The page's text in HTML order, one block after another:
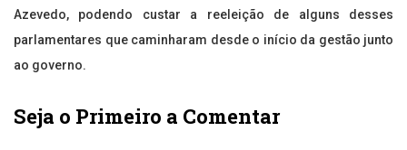
Azevedo, podendo custar a reeleição de alguns desses
parlamentares que caminharam desde o início da gestão junto
ao governo.
Seja o Primeiro a Comentar